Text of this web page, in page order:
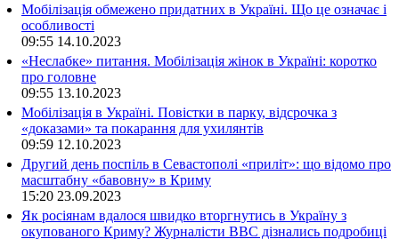
Мобілізація обмежено придатних в Україні. Що це означає і
особливості
09:55 14.10.2023
«Неслабке» питання. Мобілізація жінок в Україні: коротко
про головне
09:55 13.10.2023
Мобілізація в Україні. Повістки в парку, відсрочка з
«доказами» та покарання для ухилянтів
09:59 12.10.2023
Другий день поспіль в Севастополі «приліт»: що відомо про
масштабну «бавовну» в Криму
15:20 23.09.2023
Як росіянам вдалося швидко вторгнутись в Україну з
окупованого Криму? Журналісти ВВС дізнались подробиці